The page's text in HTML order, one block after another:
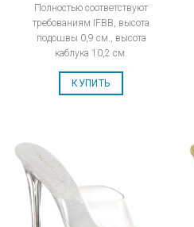
Полностью соответствуют
требованиям IFBB, высота
подошвы 0,9 см., высота
каблука 10,2 см.
КУПИТЬ